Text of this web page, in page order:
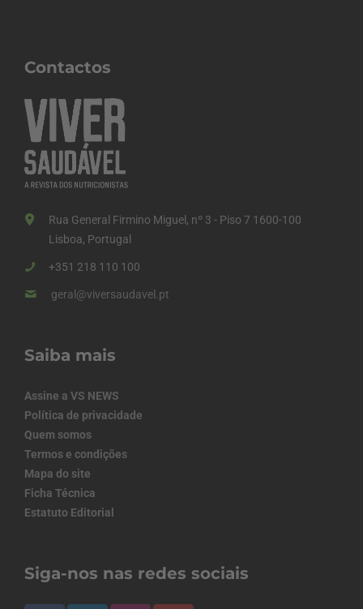
Contactos
Rua General Firmino Miguel, nº 3 - Piso 7 1600-100
Lisboa, Portugal
+351 218 110 100
geral@viversaudavel.pt
Saiba mais
Assine a VS NEWS
Política de privacidade
Quem somos
Termos e condições
Mapa do site
Ficha Técnica
Estatuto Editorial
Siga-nos nas redes sociais